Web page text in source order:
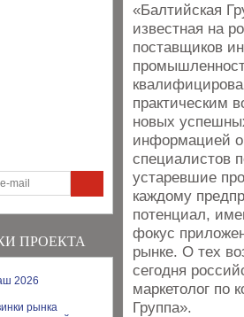
ПРОЕКТА
«Балтийская
известная на
поставщиков
практическим
новых
информацией о
специалистов
устаревшие
каждому
потенциал,
фокус
рынке. О тех
сегодня
маркетолог по
Группа».